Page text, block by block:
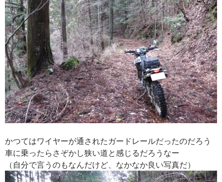
かつてはワイヤーが通されたガードレールだったのだろう
車に乗ったらさぞかし狭い道と感じるだろうなー
（自分で言うのもなんだけど、なかなか良い写真だ）